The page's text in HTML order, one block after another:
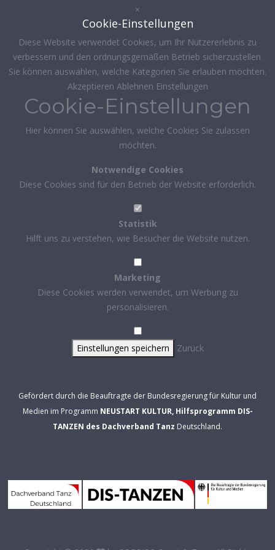
×
Cookie-Einstellungen
Diese Website verwendet Cookies, um Ihr Nutzererlebnis zu
verbessern und den ordnungsgemäßen Betrieb sicherzustellen.
Sie können auswählen, welche Kategorien Sie erlauben möchten.
Akzeptieren Ablehnen Einstellungen
Cookie-Einstellungen
Hier können Sie auswählen, welche Cookies Sie zulassen
möchten.
Notwendige Cookies
Diese Cookies sind für den Betrieb der Website erforderlich.
Statistik
Hilft uns zu verstehen, wie Besucher die Website nutzen.
Marketing
Diese Cookies werden verwendet, um Werbung zu
personalisieren.
Einstellungen speichern Zurück
Gefördert durch die Beauftragte der Bundesregierung für Kultur und
Medien im Programm NEUSTART KULTUR, Hilfsprogramm DIS-
TANZEN des Dachverband Tanz Deutschland.